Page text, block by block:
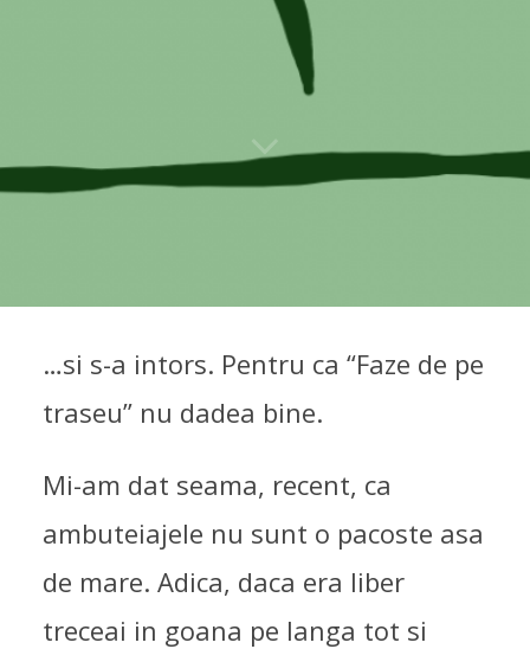
…si s-a intors. Pentru ca “Faze de pe
traseu” nu dadea bine.
Mi-am dat seama, recent, ca
ambuteiajele nu sunt o pacoste asa
de mare. Adica, daca era liber
treceai in goana pe langa tot si